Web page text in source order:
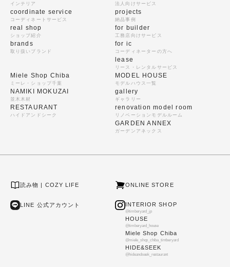
インテリア
coordinate service
コーディネートサービス
real shop
ショップ紹介
brands
取り扱いブランド
法人向けサービス
projects
納品事例
for builder
工務店向けサービス
for ic
コーディネーターの方へ
lease
リース・レンタルサービス
Miele Shop Chiba
ミーレ・ショップ千葉
NAMIKI MOKUZAI
並木木材
RESTAURANT
ハイドアンドシーク
MODEL HOUSE
モデルハウス一覧
gallery
ギャラリー
renovation model room
リノベーションモデルルーム
GARDEN ANNEX
ガーデンアネックス
読み物 | COZY LIFE ONLINE STORE
LINE 公式アカウント INTERIOR SHOP
@timberyard_jp
HOUSE
@timberyard_house
Miele Shop Chiba
@miele_shop_chiba_timberyard
HIDE&SEEK
@hideandseek_restaurant